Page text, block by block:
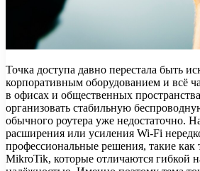
Точка доступа давно перестала быть
корпоративным оборудованием и всё
в офисах и общественных
организовать стабильную
обычного роутера уже недостаточно.
расширения или усиления Wi-Fi
профессиональные решения, такие как
MikroTik, которые отличаются гибкой